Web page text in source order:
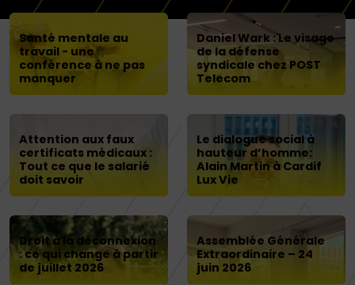
Santé mentale au
travail - une
conférence à ne pas
manquer
Daniel Wark : Le visage
de la défense
syndicale chez POST
Telecom
Attention aux faux
certificats médicaux :
Tout ce que le salarié
doit savoir
Le dialogue social à
hauteur d’homme:
Alain Martin à Cardif
Lux Vie
Droit à la déconnexion
: ce qui change à partir
de juillet 2026
Assemblée Générale
Extraordinaire – 24
juin 2026